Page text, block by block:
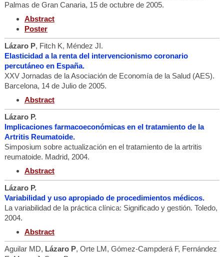
Palmas de Gran Canaria, 15 de octubre de 2005.
Abstract
Poster
Lázaro P, Fitch K, Méndez JI.
Elasticidad a la renta del intervencionismo coronario
percutáneo en España.
XXV Jornadas de la Asociación de Economía de la Salud (AES).
Barcelona, 14 de Julio de 2005.
Abstract
Lázaro P.
Implicaciones farmacoeconómicas en el tratamiento de la
Artritis Reumatoide.
Simposium sobre actualización en el tratamiento de la artritis
reumatoide. Madrid, 2004.
Abstract
Lázaro P.
Variabilidad y uso apropiado de procedimientos médicos.
La variabilidad de la práctica clínica: Significado y gestión. Toledo,
2004.
Abstract
Aguilar MD, Lázaro P, Orte LM, Gómez-Campderá F, Fernández